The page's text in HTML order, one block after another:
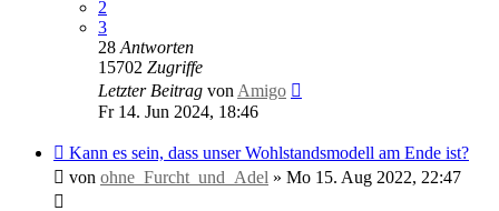
2
3
28 Antworten
15702 Zugriffe
Letzter Beitrag von Amigo
Fr 14. Jun 2024, 18:46
Kann es sein, dass unser Wohlstandsmodell am Ende ist?
von ohne_Furcht_und_Adel » Mo 15. Aug 2022, 22:47